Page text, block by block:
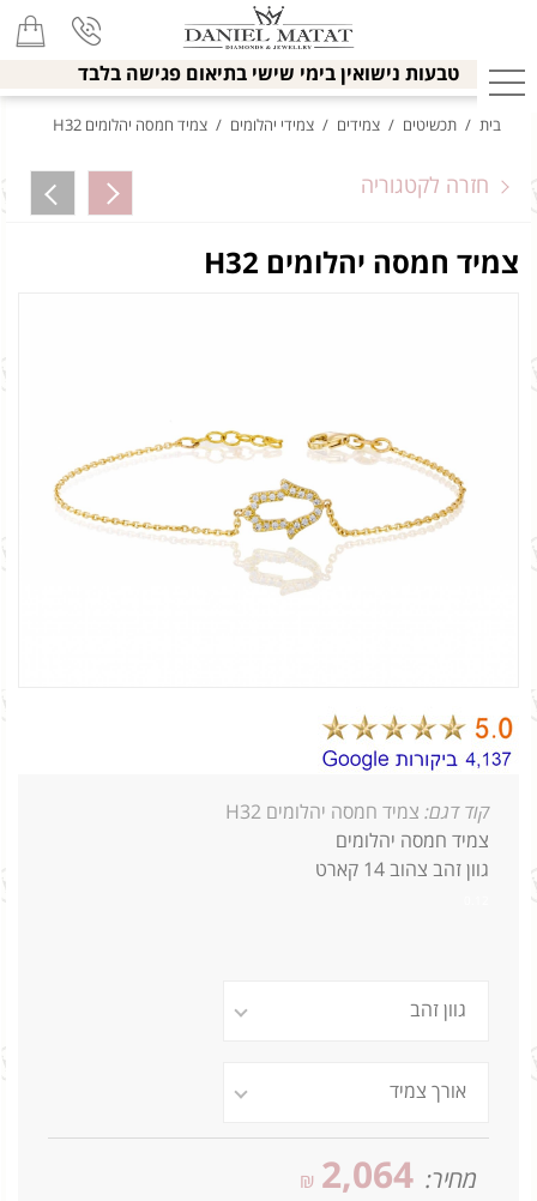
טבעות נישואין בימי שישי בתיאום פגישה בלבד
בית / תכשיטים / צמידים / צמידי יהלומים / צמיד חמסה יהלומים H32
חזרה לקטגוריה
צמיד חמסה יהלומים H32
קוד דגם: צמיד חמסה יהלומים H32
צמיד חמסה יהלומים
גוון זהב צהוב 14 קארט
מחיר: 2,064
₪